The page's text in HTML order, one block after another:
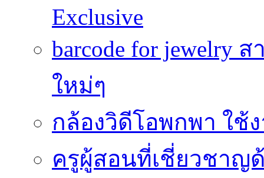
Exclusive
barcode for jewelry
ใหม่ๆ
กล้องวิดีโอพกพา ใช้
ครูผู้สอนที่เชี่ยวชาญ